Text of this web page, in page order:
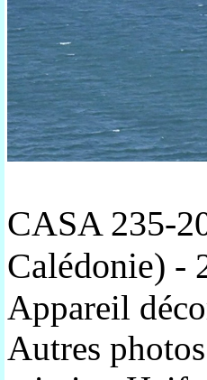
CASA 235-
Calédonie) -
Appareil
Autres